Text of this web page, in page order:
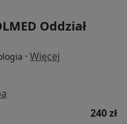
Oddział
· Więcej
240 zł